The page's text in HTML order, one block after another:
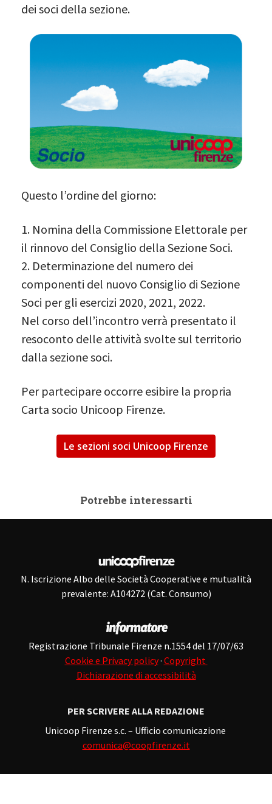
dei soci della sezione.
Questo l’ordine del giorno:
1. Nomina della Commissione Elettorale per
il rinnovo del Consiglio della Sezione Soci.
2. Determinazione del numero dei
componenti del nuovo Consiglio di Sezione
Soci per gli esercizi 2020, 2021, 2022.
Nel corso dell’incontro verrà presentato il
resoconto delle attività svolte sul territorio
dalla sezione soci.
Per partecipare occorre esibire la propria
Carta socio Unicoop Firenze.
Le sezioni soci Unicoop Firenze
Potrebbe interessarti
N. Iscrizione Albo delle Società Cooperative e mutualità
prevalente: A104272 (Cat. Consumo)
Registrazione Tribunale Firenze n.1554 del 17/07/63
Cookie e Privacy policy· Copyright
Dichiarazione di accessibilità
PER SCRIVERE ALLA REDAZIONE
Unicoop Firenze s.c. – Ufficio comunicazione
comunica@coopfirenze.it